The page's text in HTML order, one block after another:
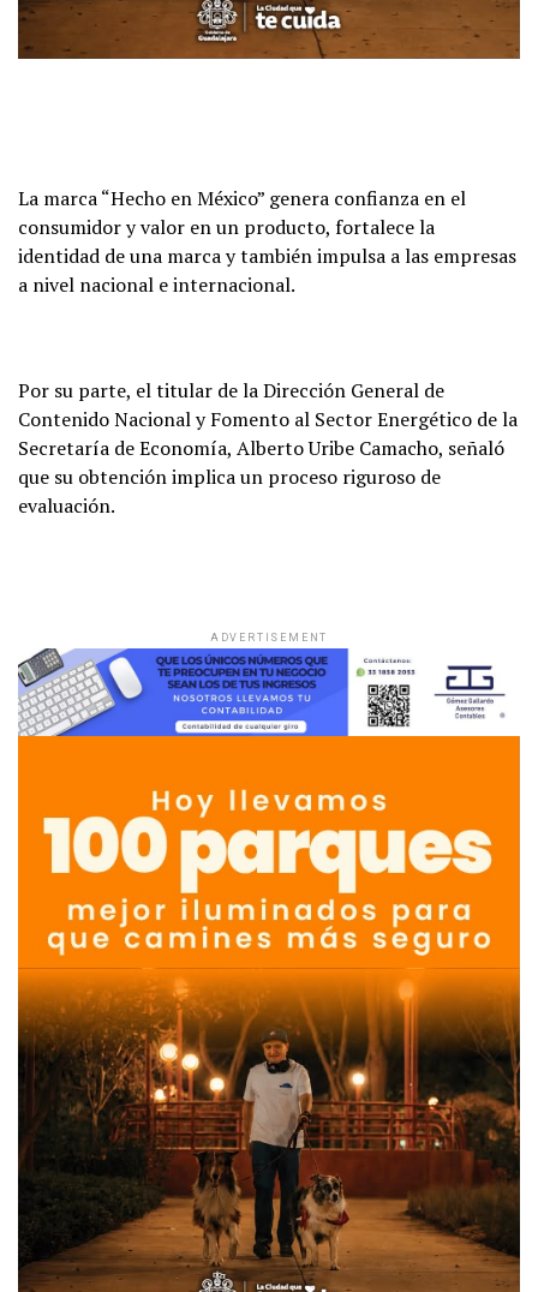
La marca “Hecho en México” genera confianza en el
consumidor y valor en un producto, fortalece la
identidad de una marca y también impulsa a las empresas
a nivel nacional e internacional.
Por su parte, el titular de la Dirección General de
Contenido Nacional y Fomento al Sector Energético de la
Secretaría de Economía, Alberto Uribe Camacho, señaló
que su obtención implica un proceso riguroso de
evaluación.
ADVERTISEMENT